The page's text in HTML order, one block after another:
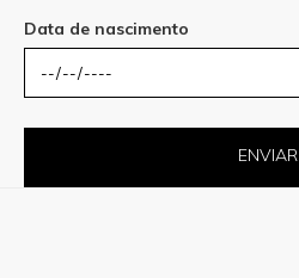
Data de nascimento
ENVIAR